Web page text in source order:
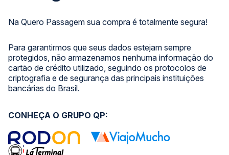
Na Quero Passagem sua compra é totalmente segura!
Para garantirmos que seus dados estejam sempre
protegidos, não armazenamos nenhuma informação do
cartão de crédito utilizado, seguindo os protocolos de
criptografia e de segurança das principais instituições
bancárias do Brasil.
CONHEÇA O GRUPO QP: